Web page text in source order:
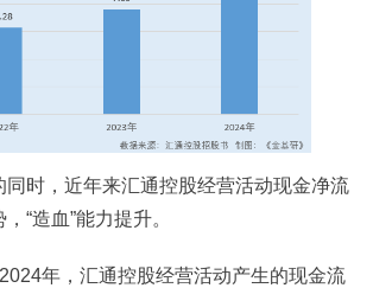
同时，近年来汇通控股经营活动现金净流
“造血”能力提升。
年，汇通控股经营活动产生的现金流